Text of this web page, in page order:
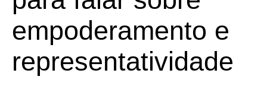
empoderamento e
representatividade